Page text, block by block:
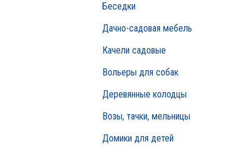
Беседки
Дачно-садовая мебель
Качели садовые
Вольеры для собак
Деревянные колодцы
Возы, тачки, мельницы
Домики для детей